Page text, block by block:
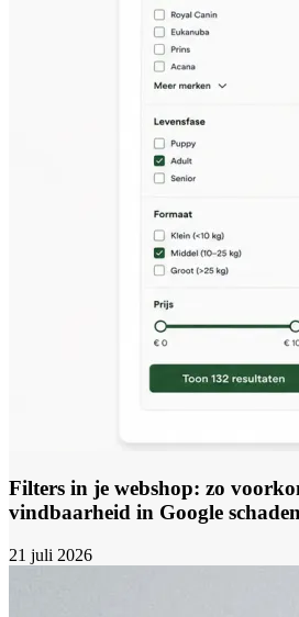
Filters in je webshop: zo
vindbaarheid in Google schaden
21 juli 2026